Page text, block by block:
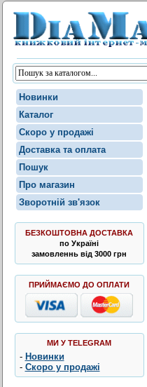
Новинки
Каталог
Скоро у продажі
Доставка та оплата
Пошук
Про магазин
Зворотній зв'язок
БЕЗКОШТОВНА ДОСТАВКА
по Україні
замовленнь від 3000 грн
ПРИЙМАЄМО ДО ОПЛАТИ
МИ У TELEGRAM
- Новинки
- Скоро у продажі